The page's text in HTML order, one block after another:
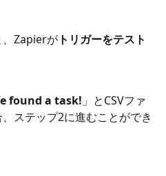
、Zapierが トリガーをテスト
found a task! 」とCSVファ
ステップ2に進むことができ